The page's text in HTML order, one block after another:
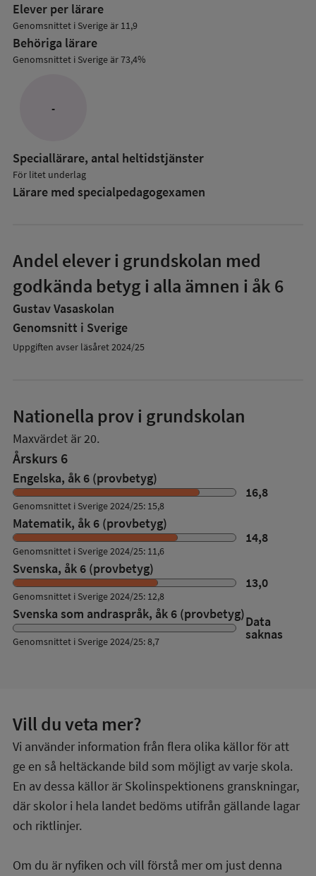
Elever per lärare
Genomsnittet i Sverige är 11,9
Behöriga lärare
Genomsnittet i Sverige är 73,4%
-
Speciallärare, antal heltidstjänster
För litet underlag
Lärare med specialpedagog­examen
Andel elever i grundskolan med
godkända betyg i alla ämnen i åk 6
Gustav Vasaskolan
Genomsnitt i Sverige
Uppgiften avser läsåret 2024/25
Nationella prov i grundskolan
Maxvärdet är 20.
Årskurs 6
Engelska, åk 6 (provbetyg)
16,8
Genomsnittet i Sverige 2024/25: 15,8
Matematik, åk 6 (provbetyg)
14,8
Genomsnittet i Sverige 2024/25: 11,6
Svenska, åk 6 (provbetyg)
13,0
Genomsnittet i Sverige 2024/25: 12,8
Svenska som andraspråk, åk 6 (provbetyg)Data
saknas
Genomsnittet i Sverige 2024/25: 8,7
Vill du veta mer?
Vi använder information från flera olika källor för att
ge en så heltäckande bild som möjligt av varje skola.
En av dessa källor är Skolinspektionens granskningar,
där skolor i hela landet bedöms utifrån gällande lagar
och riktlinjer.
Om du är nyfiken och vill förstå mer om just denna